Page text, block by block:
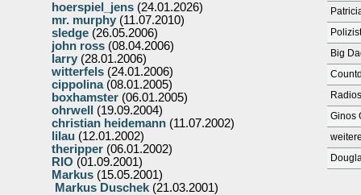
hoerspiel_jens (24.01.2026)
mr. murphy (11.07.2010)
sledge (26.05.2006)
john ross (08.04.2006)
larry (28.01.2006)
witterfels (24.01.2006)
cippolina(08.01.2005)
boxhamster (06.01.2005)
ohrwell
(19.09.2004)
christian heidemann (11.07.2002)
lilau (12.01.2002)
theripper (06.01.2002)
RIO (01.09.2001)
Markus (15.05.2001)
Markus Duschek (21.03.2001)
Polizist
Big
Ginos